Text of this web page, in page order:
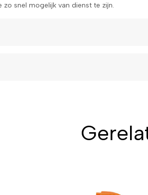
snel mogelijk van dienst te zijn.